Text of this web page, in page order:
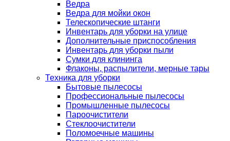
Ведра
Ведра для мойки окон
Телескопические штанги
Инвентарь для уборки на улице
Дополнительные приспособления
Инвентарь для уборки пыли
Сумки для клининга
Флаконы, распылители, мерные тары
Техника для уборки
Бытовые пылесосы
Профессиональные пылесосы
Промышленные пылесосы
Пароочистители
Стеклоочистители
Поломоечные машины